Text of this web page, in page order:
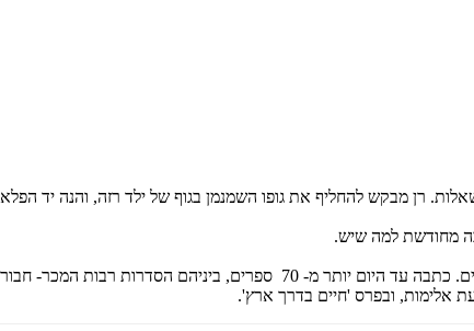
רן מבקש להחליף את גופו השמנמן בגוף של ילד רזה, והנה יד
מחודשת למה שיש.
זוהר אביב, סופרת, מנחת קבוצות כתיבה, מרצה בבתי ספר, נשואה ואם לשניים.
אלימות, ובפרס 'חיים בדרך ארץ'.